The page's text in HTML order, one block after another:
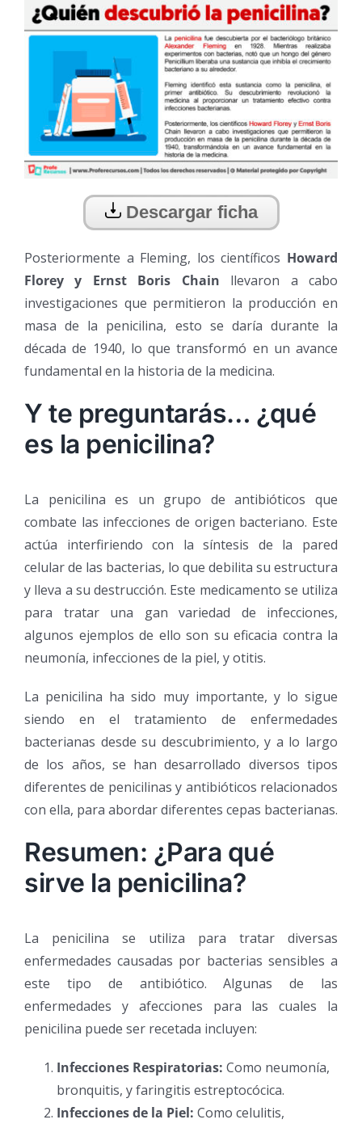
Descargar ficha
Posteriormente a Fleming, los científicos Howard
Florey y Ernst Boris Chain llevaron a cabo
investigaciones que permitieron la producción en
masa de la penicilina, esto se daría durante la
década de 1940, lo que transformó en un avance
fundamental en la historia de la medicina.
Y te preguntarás… ¿qué
es la penicilina?
La penicilina es un grupo de antibióticos que
combate las infecciones de origen bacteriano. Este
actúa interfiriendo con la síntesis de la pared
celular de las bacterias, lo que debilita su estructura
y lleva a su destrucción. Este medicamento se utiliza
para tratar una gan variedad de infecciones,
algunos ejemplos de ello son su eficacia contra la
neumonía, infecciones de la piel, y otitis.
La penicilina ha sido muy importante, y lo sigue
siendo en el tratamiento de enfermedades
bacterianas desde su descubrimiento, y a lo largo
de los años, se han desarrollado diversos tipos
diferentes de penicilinas y antibióticos relacionados
con ella, para abordar diferentes cepas bacterianas.
Resumen: ¿Para qué
sirve la penicilina?
La penicilina se utiliza para tratar diversas
enfermedades causadas por bacterias sensibles a
este tipo de antibiótico. Algunas de las
enfermedades y afecciones para las cuales la
penicilina puede ser recetada incluyen:
Infecciones Respiratorias: Como neumonía,
bronquitis, y faringitis estreptocócica.
Infecciones de la Piel: Como celulitis,